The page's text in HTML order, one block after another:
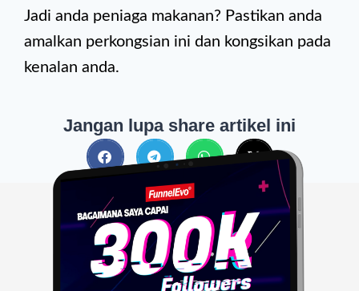
Jadi anda peniaga makanan? Pastikan anda
amalkan perkongsian ini dan kongsikan pada
kenalan anda.
Jangan lupa share artikel ini